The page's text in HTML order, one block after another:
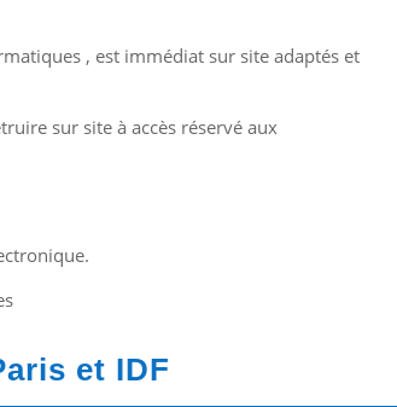
, est immédiat sur site adaptés et
sur site à accès réservé aux
et IDF